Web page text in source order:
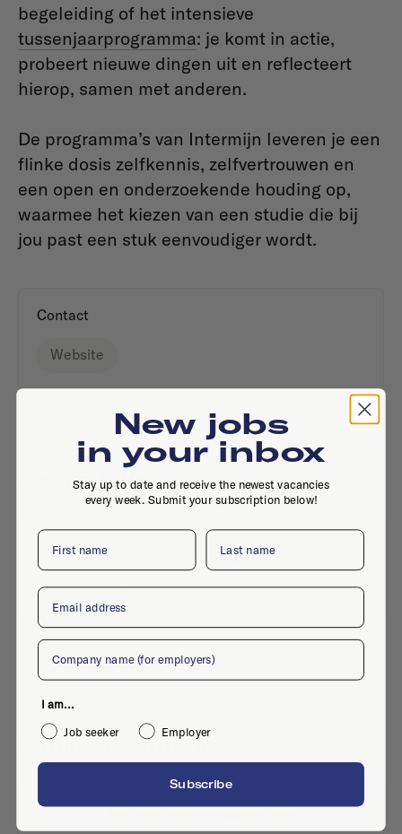
begeleiding of het intensieve
tussenjaarprogramma: je komt in actie,
probeert nieuwe dingen uit en reflecteert
hierop, samen met anderen.
De programma’s van Intermijn leveren je een
flinke dosis zelfkennis, zelfvertrouwen en
een open en onderzoekende houding op,
waarmee het kiezen van een studie die bij
jou past een stuk eenvoudiger wordt.
Contact
Website
Active jobs
No active jobs right now
Is this your company profile?Place a job
Similar companies
New jobs
in your inbox
Stay up to date and receive the newest vacancies
every week. Submit your subscription below!
First name Last name
Email
Company
I am...
Job seeker
Employer
Subscribe